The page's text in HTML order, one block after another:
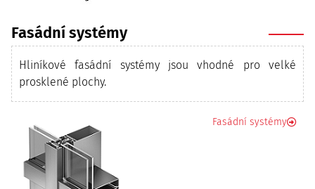
Fasádní systémy
Hliníkové fasádní systémy jsou vhodné pro velké
prosklené plochy.
Fasádní systémy